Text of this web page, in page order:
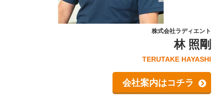
株式会社ラディエント
林 照剛
TERUTAKE HAYASHI
会社案内はコチラ